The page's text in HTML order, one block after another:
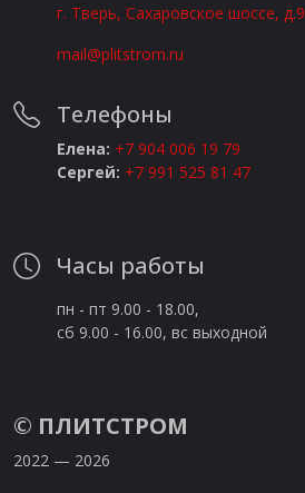
г. Тверь, Сахаровское шоссе, д.9
mail@plitstrom.ru
Телефоны
Елена: +7 904 006 19 79
Сергей: +7 991 525 81 47
Часы работы
пн - пт 9.00 - 18.00,
сб 9.00 - 16.00, вс выходной
© ПЛИТСТРОМ
2022 — 2026